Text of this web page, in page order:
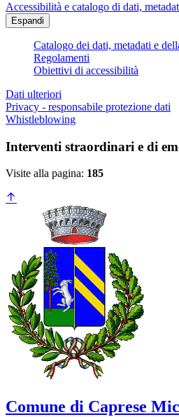
Accessibilità e catalogo di dati,
Espandi
Catalogo dei dati, metadati e
Regolamenti
Obiettivi di accessibilità
Dati ulteriori
Privacy - responsabile protezione dati
Whistleblowing
Interventi straordinari e di
Visite alla pagina: 185
Comune di Caprese